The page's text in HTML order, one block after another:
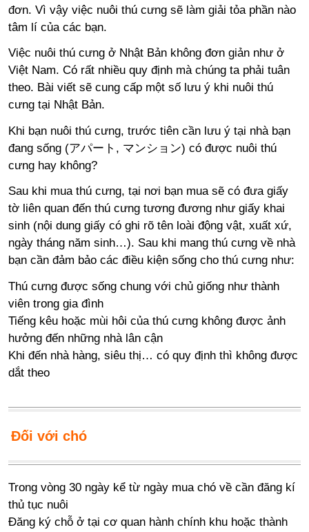
đơn. Vì vậy việc nuôi thú cưng sẽ làm giải tỏa phần nào
tâm lí của các bạn.
Việc nuôi thú cưng ở Nhật Bản không đơn giản như ở
Việt Nam. Có rất nhiều quy định mà chúng ta phải tuân
theo. Bài viết sẽ cung cấp một số lưu ý khi nuôi thú
cưng tại Nhật Bản.
Khi bạn nuôi thú cưng, trước tiên cần lưu ý tại nhà bạn
đang sống (アパート, マンション) có được nuôi thú
cưng hay không?
Sau khi mua thú cưng, tại nơi bạn mua sẽ có đưa giấy
tờ liên quan đến thú cưng tương đương như giấy khai
sinh (nội dung giấy có ghi rõ tên loài động vật, xuất xứ,
ngày tháng năm sinh…). Sau khi mang thú cưng về nhà
bạn cần đảm bảo các điều kiện sống cho thú cưng như:
Thú cưng được sống chung với chủ giống như thành
viên trong gia đình
Tiếng kêu hoặc mùi hôi của thú cưng không được ảnh
hưởng đến những nhà lân cận
Khi đến nhà hàng, siêu thị… có quy định thì không được
dắt theo
Đối với chó
Trong vòng 30 ngày kể từ ngày mua chó về cần đăng kí
thủ tục nuôi
Đăng ký chỗ ở tại cơ quan hành chính khu hoặc thành